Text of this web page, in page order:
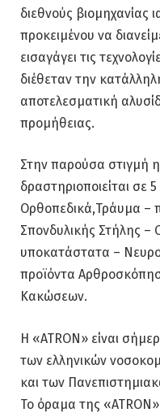
διεθνούς βιομηχανίας
προκειμένου να
εισαγάγει τις
διέθεταν την
αποτελεσματική
προμήθειας.
Στην παρούσα στιγμή η
δραστηριοποιείται σε
Ορθοπεδικά,Τράυμα –
Σπονδυλικής Στήλης
υποκατάστατα –
προϊόντα
Κακώσεων.
Η «ATRON» είναι
των ελληνικών
και των
Το όραμα της «ATRON»